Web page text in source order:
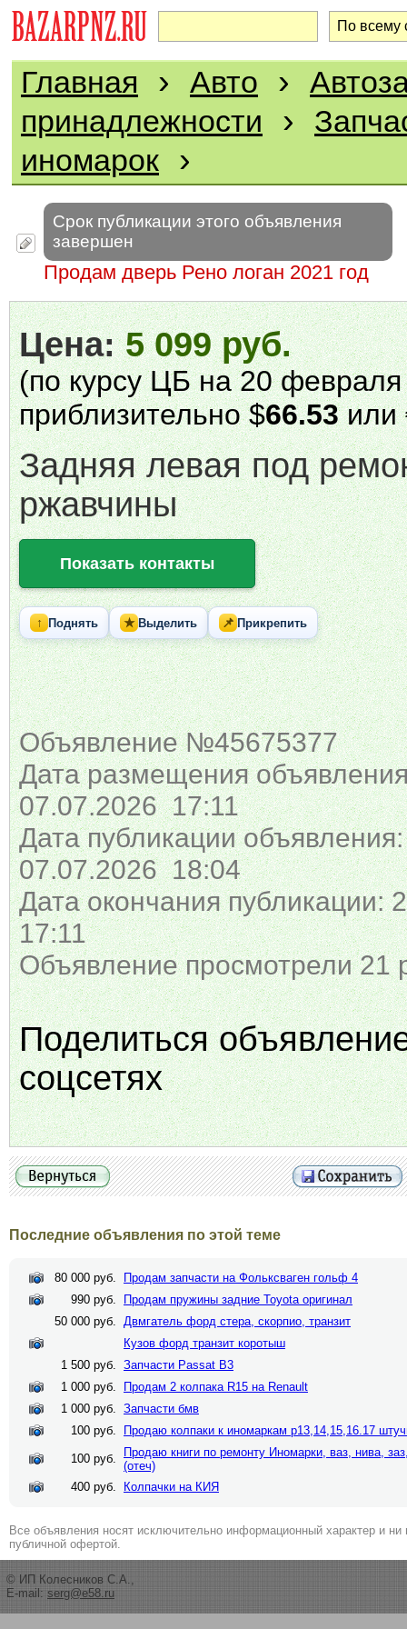
Главная › Авто ›
принадлежности
›
иномарок ›
Срок публикации этого объявления
завершен
Продам дверь Рено логан 2021 год
Цена:5 099 руб.
(по курсу ЦБ на 20 февраля
приблизительно $66.53или
Задняя левая под
ржавчины
Показать контакты
↑ Поднять ★ Выделить 📌 Прикрепить
Объявление №45675377
Дата размещения
07.07.2026 17:11
Дата публикации объявления:
07.07.2026 18:04
Дата окончания публикации:
17:11
Объявление просмотрели 21
Поделиться
соцсетях
Последние объявления по этой теме
80 000 руб.
Продам запчасти на Фольксваген гольф 4
990 руб.
Продам пружины задние Toyota оригинал
50 000 руб. Двмгатель форд стера, скорпио, транзит
Кузов форд транзит коротыш
1 500 руб. Запчасти Passat B3
1 000 руб.
Продам 2 колпака R15 на Renault
1 000 руб. Запчасти бмв
100 руб.
Продаю колпаки к иномаркам р13,14,15,16.17
100 руб.
Продаю книги по ремонту Иномарки, ваз, нива,
(отеч)
400 руб.
Колпачки на КИЯ
Все объявления носят исключительно информационный характер и ни
публичной офертой.
© ИП Колесников С.А.,
E-mail: serg@e58.ru